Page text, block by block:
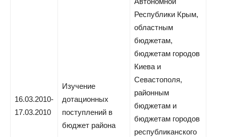
16.03.2010-
17.03.2010
Изучение
дотационных
поступлений в
бюджет района
Республики Крым,
областным
бюджетам,
бюджетам городов
Киева и
Севастополя,
районным
бюджетам и
бюджетам городов
республиканского